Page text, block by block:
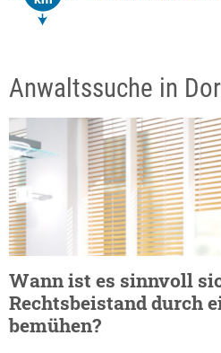
Anwaltssuche in
Wann ist es sinnvoll
Rechtsbeistand durch
bemühen?